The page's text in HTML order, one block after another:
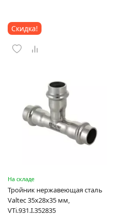
Скидка!
На складе
Тройник нержавеющая сталь
Valtec 35х28х35 мм,
VTi.931.I.352835